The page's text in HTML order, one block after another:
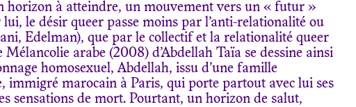
horizon à atteindre, un mouvement vers un « futur »
le désir queer passe moins par l’anti-relationalité ou
Edelman), que par le collectif et la relationalité queer
arabe (2008) d’Abdellah Taïa se dessine ainsi
homosexuel, Abdellah, issu d’une famille
immigré marocain à Paris, qui porte partout avec lui ses
sensations de mort. Pourtant, un horizon de salut,